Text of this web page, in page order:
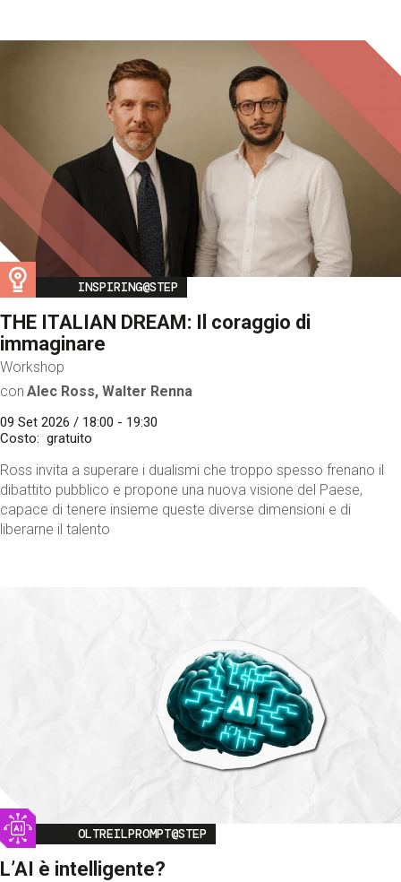
Image
INSPIRING@STEP
THE ITALIAN DREAM: Il coraggio di
immaginare
Workshop
con Alec Ross, Walter Renna
09 Set 2026 / 18:00 - 19:30
Costo
gratuito
Ross invita a superare i dualismi che troppo spesso frenano il
dibattito pubblico e propone una nuova visione del Paese,
capace di tenere insieme queste diverse dimensioni e di
liberarne il talento
Image
OLTREILPROMPT@STEP
L’AI è intelligente?